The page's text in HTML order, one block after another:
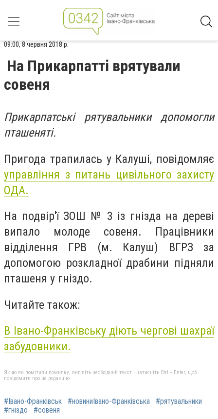
09:00, 8 червня 2018 р.
На Прикарпатті врятували
совеня
Прикарпатські рятувальники допомогли
пташеняті.
Пригода трапилась у Калуші, повідомляє
управління з питань цивільного захисту
ОДА.
На подвір'ї ЗОШ № 3 із гнізда на дереві
випало молоде совеня. Працівники
відділення ГРВ (м. Калуш) ВГРЗ за
допомогою розкладної драбини підняли
пташеня у гніздо.
Читайте також:
В Івано-Франківську діють чергові шахраї
забудовники.
Якщо ви помітили помилку, виділіть необхідний текст і натисніть Ctrl + Enter, щоб
повідомити про це редакцію
#Івано-Франківськ #новиниІвано-Франківська
#рятувальники
#гніздо
#совеня